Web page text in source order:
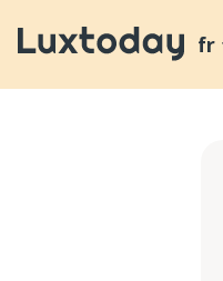
fr